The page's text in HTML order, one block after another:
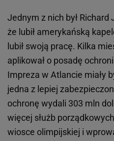
Jednym z nich był
że lubił amerykańską
lubił swoją pracę. Kilka
aplikował o posadę
Impreza w Atlancie miały
jedna z lepiej
ochronę wydali 303 mln
więcej służb
wiosce olimpijskiej i